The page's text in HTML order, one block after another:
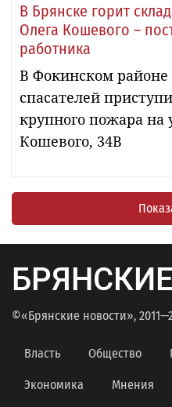
В Брянске горит
Олега Кошевого –
работника
В Фокинском районе
спасателей
крупного пожара на
Кошевого, 34В
БРЯНСКИЕ
©«Брянские новости»,
Власть Общество
Экономика Мнения